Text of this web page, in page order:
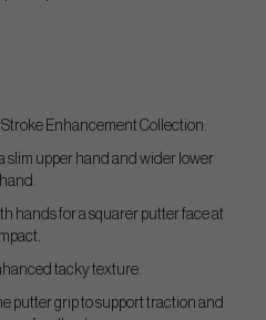
Enhancement Collection.
slim upper hand and wider lower
hand.
hands for a squarer putter face at
tacky texture.
putter grip to support traction and